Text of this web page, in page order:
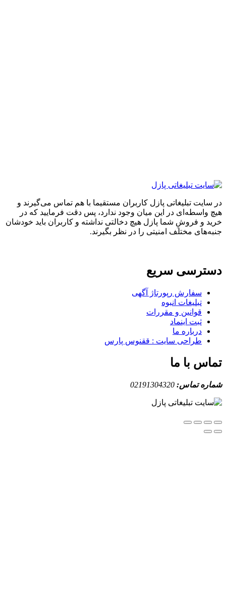
تبلیغاتی پازل کاربران مستقیما با هم تماس می‌گیرند و
در این میان وجود ندارد، پس دقت فرمایید که در
و فروشِ شما پازل هیچ دخالتی نداشته و کاربران باید خودشان
مختلف امنیتی را در نظر بگیرند.
سریع
سفارش رپورتاژ آگهی
تبلیغات انبوه
قوانین و مقررات
ثبت اینماد
درباره ما
طراحی سایت : ققنوس پارس
با ما
تماس:02191304320